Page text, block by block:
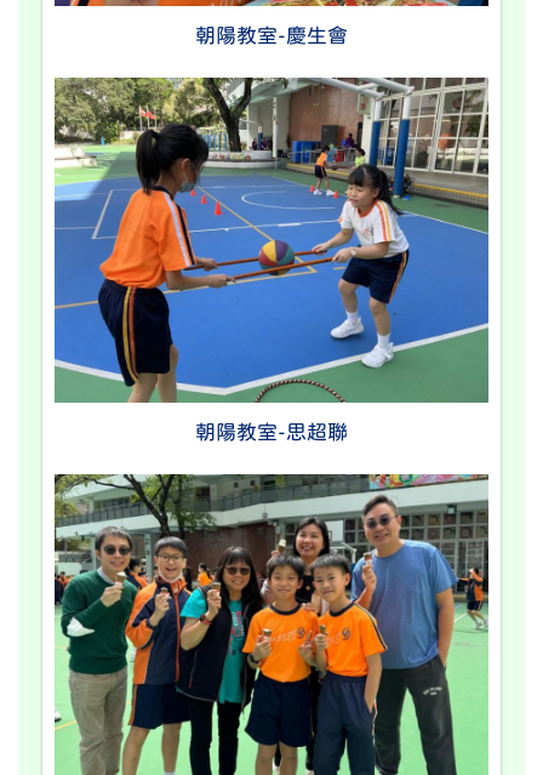
朝陽教室-慶生會
朝陽教室-思超聯